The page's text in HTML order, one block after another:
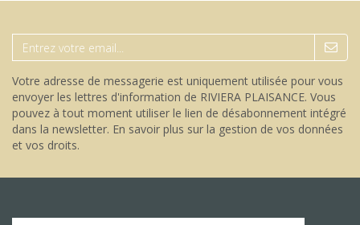
Votre adresse de messagerie est uniquement utilisée pour vous
envoyer les lettres d'information de RIVIERA PLAISANCE. Vous
pouvez à tout moment utiliser le lien de désabonnement intégré
dans la newsletter. En savoir plus sur la gestion de vos données
et vos droits.